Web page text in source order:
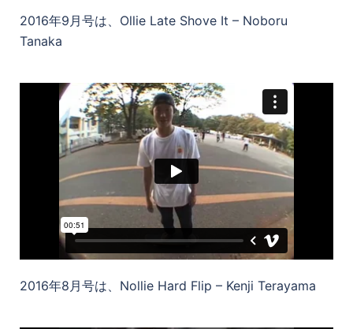
2016年9月号は、Ollie Late Shove It – Noboru
Tanaka
2016年8月号は、Nollie Hard Flip – Kenji Terayama